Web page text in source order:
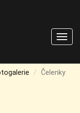
Čelenky